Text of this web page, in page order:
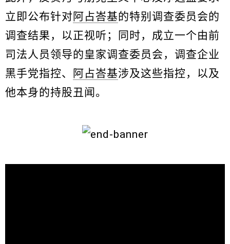
立即公布针对阿占峇基的特别调查委员会的
调查结果，以正视听；同时，成立一个由前
司法人员领导的皇家调查委员会，调查企业
黑手党指控、
阿占峇基涉及这些指控，以及
他本身的持股丑闻。